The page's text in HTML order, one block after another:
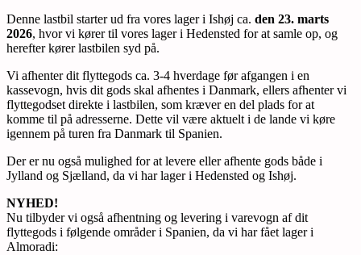
Denne lastbil starter ud fra vores lager i Ishøj ca. den 23. marts
2026, hvor vi kører til vores lager i Hedensted for at samle op, og
herefter kører lastbilen syd på.
Vi afhenter dit flyttegods ca. 3-4 hverdage før afgangen i en
kassevogn, hvis dit gods skal afhentes i Danmark, ellers afhenter vi
flyttegodset direkte i lastbilen, som kræver en del plads for at
komme til på adresserne. Dette vil være aktuelt i de lande vi køre
igennem på turen fra Danmark til Spanien.
Der er nu også mulighed for at levere eller afhente gods både i
Jylland og Sjælland, da vi har lager i Hedensted og Ishøj.
NYHED!
Nu tilbyder vi også afhentning og levering i varevogn af dit
flyttegods i følgende områder i Spanien, da vi har fået lager i
Almoradi: